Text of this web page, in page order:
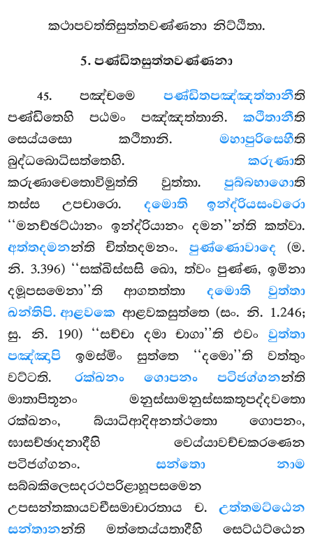
කථාපවත්තිසුත්තවණ්ණනා නිට්ඨිතා.
5. පණ්ඩිතසුත්තවණ්ණනා
45. පඤ්චමෙ පණ්ඩිතපඤ්ඤත්තානීති
පණ්ඩිතෙහි පඨමං පඤ්ඤත්තානි. කථිතානීති
සෙය්යසො කථිතානි. මහාපුරිසෙහීති
බුද්ධබොධිසත්තෙහි. කරුණාති
කරුණාචෙතොවිමුත්ති වුත්තා. පුබ්බභාගොති
තස්ස උපචාරො. දමොති ඉන්ද්රියසංවරො
‘‘මනච්ඡට්ඨානං ඉන්ද්රියානං දමන’’න්ති කත්වා.
අත්තදමනන්ති චිත්තදමනං. පුණ්ණොවාදෙ (ම.
නි. 3.396) ‘‘සක්ඛිස්සසි ඛො, ත්වං පුණ්ණ, ඉමිනා
දමූපසමෙනා’’ති ආගතත්තා දමොති වුත්තා
ඛන්තිපි. ආළවකෙආළවකසුත්තෙ (සං. නි. 1.246;
සු. නි. 190) ‘‘සච්චා දමා චාගා’’ති එවං වුත්තා
පඤ්ඤාපි ඉමස්මිං සුත්තෙ ‘‘දමො’’ති වත්තුං
වට්ටති.රක්ඛනං ගොපනං පටිජග්ගනන්ති
මාතාපිතූනං මනුස්සාමනුස්සකතූපද්දවතො
රක්ඛනං, බ්යාධිආදිඅනත්ථතො ගොපනං,
ඝාසච්ඡාදනාදීහි වෙය්යාවච්චකරණෙන
පටිජග්ගනං. සන්තො නාම
සබ්බකිලෙසදරථපරිළාහූපසමෙන
උපසන්තකායවචීසමාචාරතාය ච. උත්තමට්ඨෙන
සන්තානන්ති මත්තෙය්යතාදීහි සෙට්ඨට්ඨෙන